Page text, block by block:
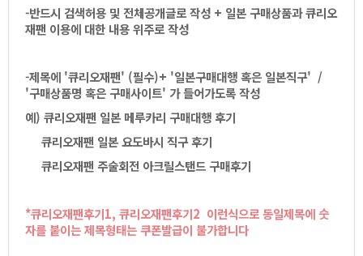
-반드시검색허용및전체공개글로작성+ 일본구매상품과큐리오
재팬이용에대한내용위주로작성
-제목에'큐리오재팬'(필수)+'일본구매대행혹은일본직구'/
'구매상품명혹은구매사이트'가들어가도록작성
예)큐리오재팬일본메루카리구매대행후기
큐리오재팬일본요도바시직구후기
큐리오재팬주술회전아크릴스탠드구매후기
*큐리오재팬후기1,큐리오재팬후기2이런식으로동일제목에숫
자를붙이는제목형태는쿠폰발급이불가합니다